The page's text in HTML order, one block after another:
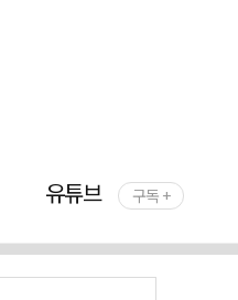
유튜브 구독 +